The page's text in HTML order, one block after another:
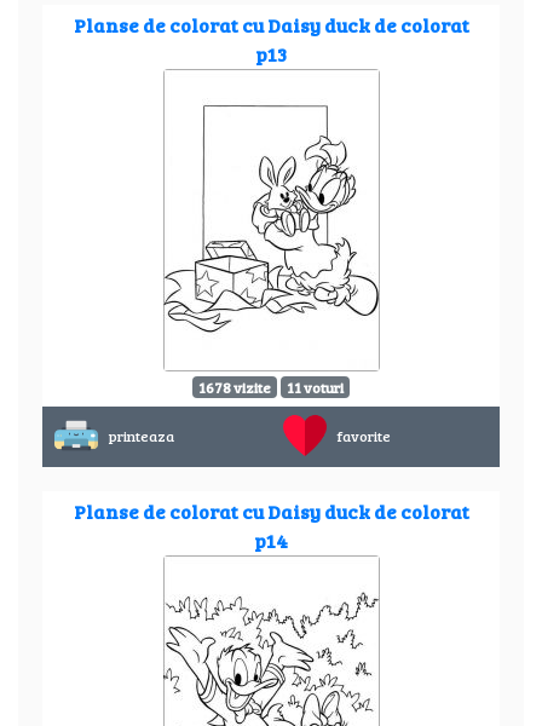
Planse de colorat cu Daisy duck de colorat
p13
1678 vizite 11 voturi
printeaza favorite
Planse de colorat cu Daisy duck de colorat
p14